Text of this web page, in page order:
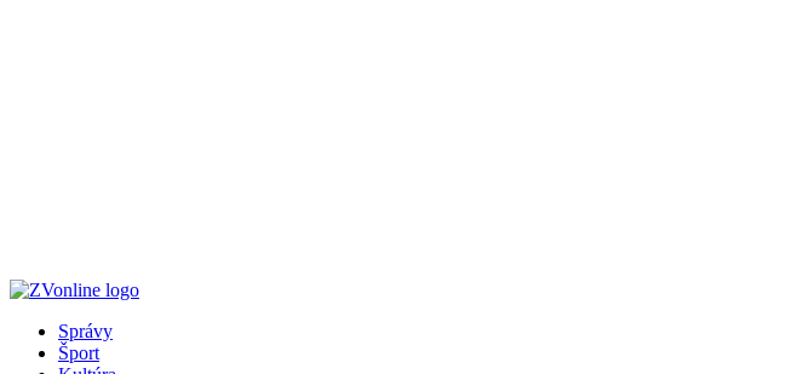
Správy
Šport